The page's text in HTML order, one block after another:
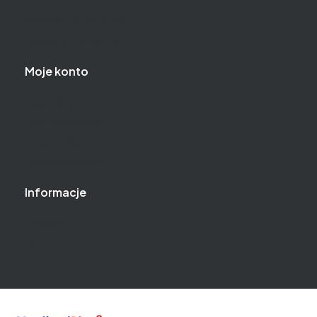
Moje konto
Informacje